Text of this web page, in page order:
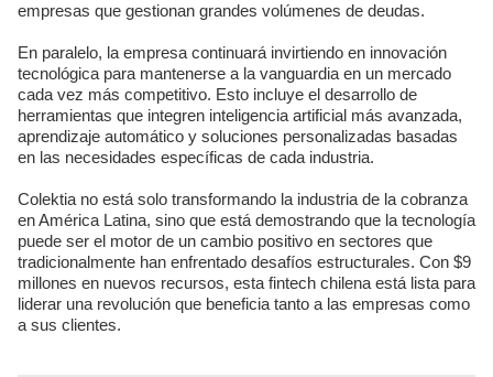
empresas que gestionan grandes volúmenes de deudas.
En paralelo, la empresa continuará invirtiendo en innovación
tecnológica para mantenerse a la vanguardia en un mercado
cada vez más competitivo. Esto incluye el desarrollo de
herramientas que integren inteligencia artificial más avanzada,
aprendizaje automático y soluciones personalizadas basadas
en las necesidades específicas de cada industria.
Colektia no está solo transformando la industria de la cobranza
en América Latina, sino que está demostrando que la tecnología
puede ser el motor de un cambio positivo en sectores que
tradicionalmente han enfrentado desafíos estructurales. Con $9
millones en nuevos recursos, esta fintech chilena está lista para
liderar una revolución que beneficia tanto a las empresas como
a sus clientes.